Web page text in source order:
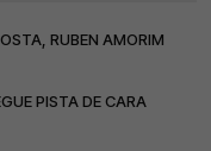
RUBEN AMORIM
PISTA DE CARA